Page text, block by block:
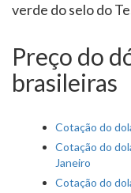
verde do selo do
Preço do
brasileiras
Cotação do
Cotação do
Janeiro
Cotação do